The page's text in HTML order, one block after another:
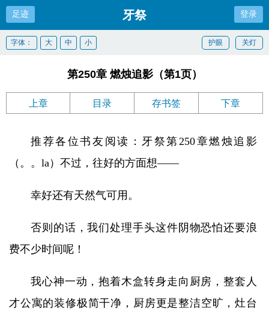
足迹 牙祭 登录
关灯
护眼
字体： 大 中 小
第250章 燃烛追影（第1页）
上章 目录 存书签 下章
推荐各位书友阅读：牙祭第250章燃烛追影
（。。la）不过，往好的方面想——
幸好还有天然气可用。
否则的话，我们处理手头这件阴物恐怕还要浪
费不少时间呢！
我心神一动，抱着木盒转身走向厨房，整套人
才公寓的装修极简干净，厨房更是整洁空旷，灶台